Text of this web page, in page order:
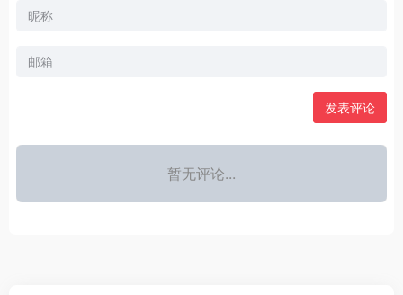
发表评论
暂无评论...